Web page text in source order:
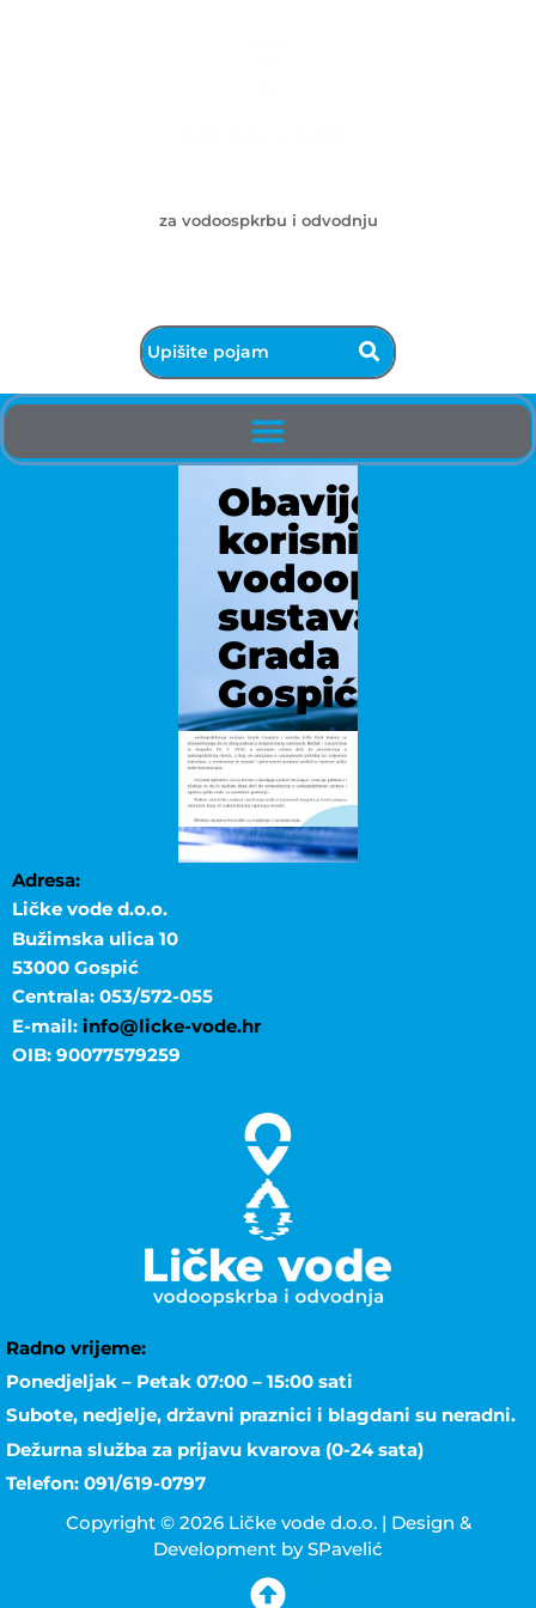
za vodoospkrbu i odvodnju
Obavijest
korisnicima
sustava
Grada
Gospića
Adresa:
Ličke vode d.o.o.
Bužimska ulica 10
53000 Gospić
Centrala: 053/572-055
E-mail: info@licke-vode.hr
OIB: 90077579259
Radno vrijeme:
Ponedjeljak – Petak 07:00 – 15:00 sati
Subote, nedjelje, državni praznici i blagdani su neradni.
Dežurna služba za prijavu kvarova (0-24 sata)
Telefon: 091/619-0797
Copyright © 2026 Ličke vode d.o.o. | Design &
Development by SPavelić